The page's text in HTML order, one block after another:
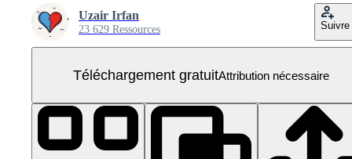
Uzair Irfan
23 629 Ressources Suivre
Téléchargement gratuitAttribution nécessaire